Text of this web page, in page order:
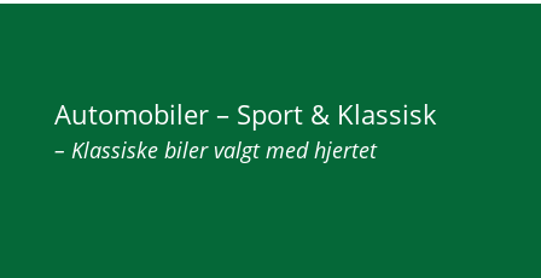
Automobiler – Sport & Klassisk
– Klassiske biler valgt med hjertet